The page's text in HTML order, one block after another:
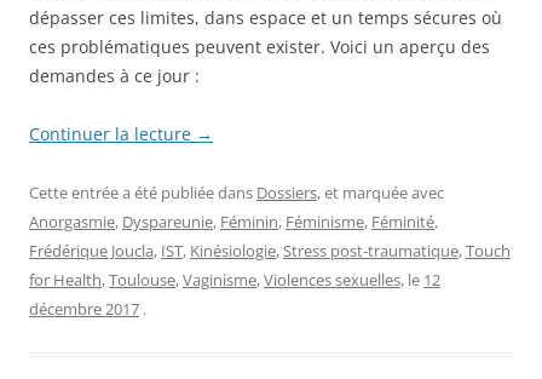
dépasser ces limites, dans espace et un temps sécures où
ces problématiques peuvent exister. Voici un aperçu des
demandes à ce jour :
Continuer la lecture →
Cette entrée a été publiée dans Dossiers, et marquée avec
Anorgasmie, Dyspareunie, Féminin, Féminisme, Féminité,
Frédérique Joucla, IST, Kinésiologie,Stress post-traumatique,Touch
for Health,Toulouse,Vaginisme,Violences sexuelles, le 12
décembre 2017 .